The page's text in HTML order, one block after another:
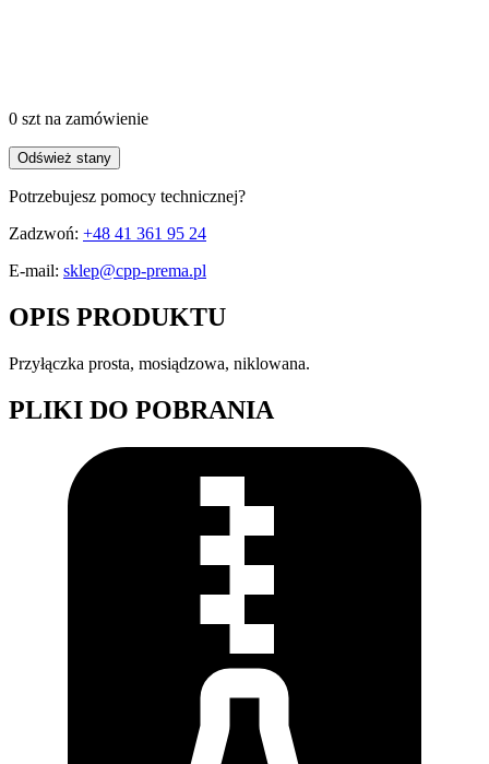
0 sztna zamówienie
Odśwież stany
Potrzebujesz pomocy technicznej?
Zadzwoń: +48 41 361 95 24
E-mail: sklep@cpp-prema.pl
OPIS PRODUKTU
Przyłączka prosta, mosiądzowa, niklowana.
PLIKI DO POBRANIA